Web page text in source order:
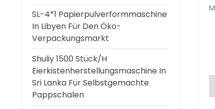
SL-4*1 Papierpulverformmaschine
In Libyen Für Den Öko-
Verpackungsmarkt
Shuliy 1500 Stück/h
Eierkistenherstellungsmaschine In
Sri Lanka Für Selbstgemachte
Pappschalen